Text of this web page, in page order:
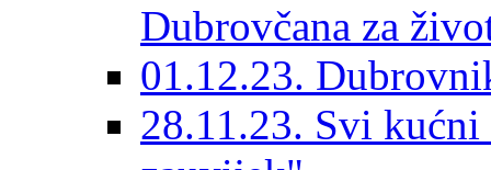
Dubrovčana za
01.12.23.
28.11.23. Svi